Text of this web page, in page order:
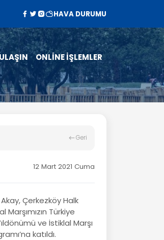
HAVA DURUMU
ONLİNE İŞLEMLER
Geri
12 Mart 2021 Cuma
Çerkezköy Halk
Türkiye
ve İstiklal Marşı
katıldı.